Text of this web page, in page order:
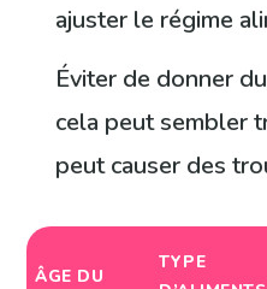
ajuster le régime
Éviter de donner
cela peut sembler
peut causer des
ÂGE DU
TYPE